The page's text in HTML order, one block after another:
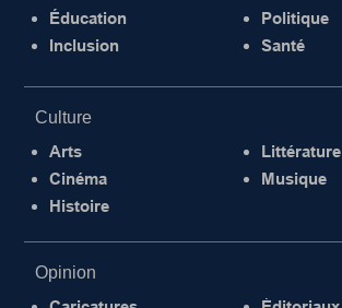
Éducation
Inclusion
Politique
Santé
Culture
Arts
Cinéma
Histoire
Littérature
Musique
Opinion